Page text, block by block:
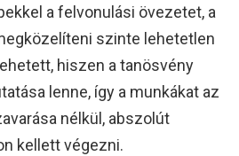
a felvonulási övezetet, a
szinte lehetetlen
hiszen a tanösvény
lenne, így a munkákat az
nélkül, abszolút
kellett végezni.